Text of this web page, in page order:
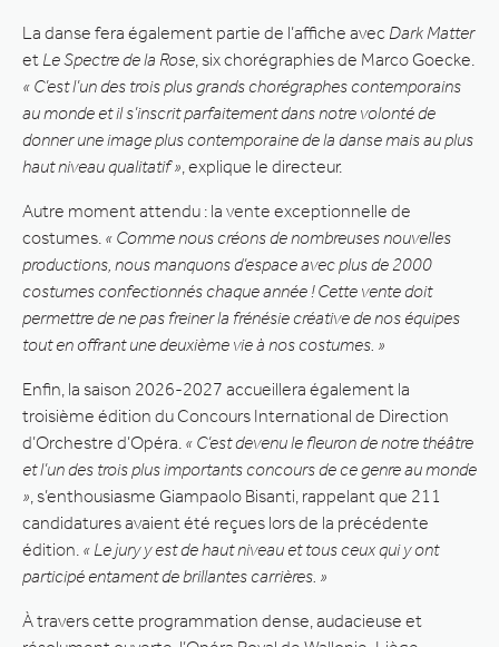
La danse fera également partie de l’affiche avec Dark Matter
et Le Spectre de la Rose , six chorégraphies de Marco Goecke.
« C’est l’un des trois plus grands chorégraphes contemporains
au monde et il s’inscrit parfaitement dans notre volonté de
donner une image plus contemporaine de la danse mais au plus
haut niveau qualitatif » , explique le directeur.
Autre moment attendu : la vente exceptionnelle de
costumes. « Comme nous créons de nombreuses nouvelles
productions, nous manquons d’espace avec plus de 2000
costumes confectionnés chaque année ! Cette vente doit
permettre de ne pas freiner la frénésie créative de nos équipes
tout en offrant une deuxième vie à nos costumes. »
Enfin, la saison 2026-2027 accueillera également la
troisième édition du Concours International de Direction
d’Orchestre d’Opéra. « C’est devenu le fleuron de notre théâtre
et l’un des trois plus importants concours de ce genre au monde
» , s’enthousiasme Giampaolo Bisanti, rappelant que 211
candidatures avaient été reçues lors de la précédente
édition. « Le jury y est de haut niveau et tous ceux qui y ont
participé entament de brillantes carrières. »
À travers cette programmation dense, audacieuse et